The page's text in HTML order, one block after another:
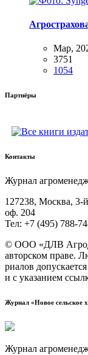
Мар,
3751
1054
Партнёры
Контакты
Жур­нал
127238, Москва,
оф. 204
Тел: +7 (495)
© ООО «ДЛВ
автор­ском пра­ве.
ри­а­лов
и с ука­за­ни­ем
Журнал «Новое сельское
Журнал